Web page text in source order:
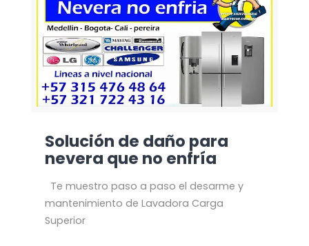
Solución de daño para
nevera que no enfría
Te muestro paso a paso el desarme y
mantenimiento de Lavadora Carga
Superior